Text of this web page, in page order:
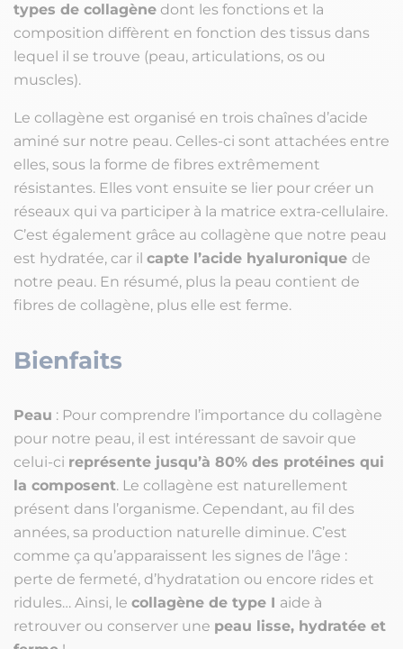
types de collagène dont les fonctions et la
composition diffèrent en fonction des tissus dans
lequel il se trouve (peau, articulations, os ou
muscles).
Le collagène est organisé en trois chaînes d’acide
aminé sur notre peau. Celles-ci sont attachées entre
elles, sous la forme de fibres extrêmement
résistantes. Elles vont ensuite se lier pour créer un
réseaux qui va participer à la matrice extra-cellulaire.
C’est également grâce au collagène que notre peau
est hydratée, car il capte l’acide hyaluronique de
notre peau. En résumé, plus la peau contient de
fibres de collagène, plus elle est ferme.
Bienfaits
Peau : Pour comprendre l’importance du collagène
pour notre peau, il est intéressant de savoir que
celui-ci représente jusqu’à 80% des protéines qui
la composent. Le collagène est naturellement
présent dans l’organisme. Cependant, au fil des
années, sa production naturelle diminue. C’est
comme ça qu’apparaissent les signes de l’âge :
perte de fermeté, d’hydratation ou encore rides et
ridules… Ainsi, le collagène de type I aide à
retrouver ou conserver une peau lisse, hydratée et